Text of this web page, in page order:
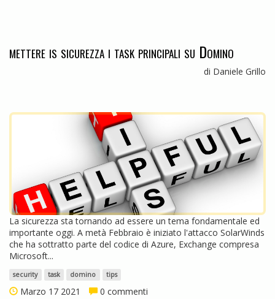
mettere is sicurezza i task principali su Domino
di Daniele Grillo
La sicurezza sta tornando ad essere un tema fondamentale ed
importante oggi. A metà Febbraio è iniziato l'attacco SolarWinds
che ha sottratto parte del codice di Azure, Exchange compresa
Microsoft...
security task domino tips
Marzo 17 2021 0 commenti